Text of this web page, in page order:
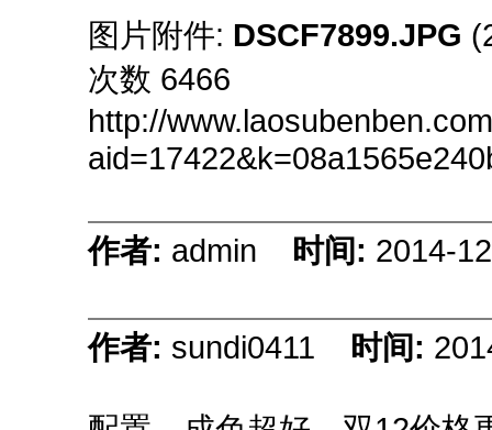
图片附件: DSCF7899.JPG
次数 6466
http://
作者: admin 时间: 2014-
作者: sundi0411 时间: